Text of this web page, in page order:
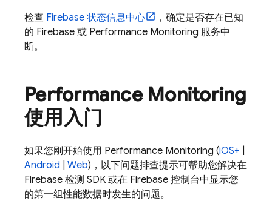
检查 Firebase 状态信息中心
，确定是否存在已知
的 Firebase 或 Performance Monitoring 服务中
断。
Performance Monitoring
使用入门
如果您刚开始使用 Performance Monitoring (iOS+
Android
Web)，以下问题排查提示可帮助您解决在
Firebase 检测 SDK 或在 Firebase 控制台中显示您
的第一组性能数据时发生的问题。